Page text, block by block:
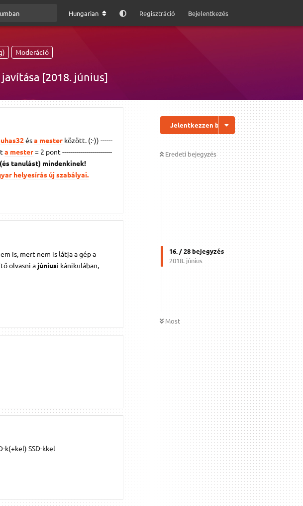
Hungarian Regisztráció Bejelentkezés
Moderáció
[2018. június]
Jelentkezzen be a válaszhoz
Eredeti bejegyzés
16. /28bejegyzés
2018. június
Most
ésa mester között. (:-)) ------
a mester= 2 pont -------------------------
tanulást) mindenkinek!
helyesírás új szabályai.
is, mert nem is látja a gép a
olvasni a júniusi kánikulában,
k(+kel) SSD-kkel